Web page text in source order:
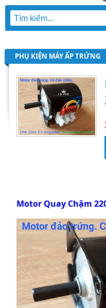
PHỤ KIỆN MÁY ẤP TRỨNG
Motor Quay Chậm